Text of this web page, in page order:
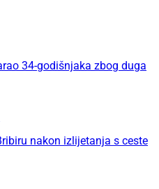
34-godišnjaka zbog duga
nakon izlijetanja s ceste